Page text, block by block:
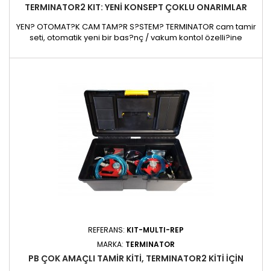
TERMINATOR2 KIT: YENI KONSEPT ÇOKLU ONARIMLAR
YEN? OTOMAT?K CAM TAM?R S?STEM? TERMINATOR cam tamir
seti, otomatik yeni bir bas?nç / vakum kontol özelli?ine
beklemez,cihaz sizin için çal???r. Program? seçin ve sonras?
erlerinden daha...
REFERANS: KIT-MULTI-REP
MARKA: TERMINATOR
PB ÇOK AMAÇLI TAMIR KITI, TERMINATOR2 KİTİ IÇIN